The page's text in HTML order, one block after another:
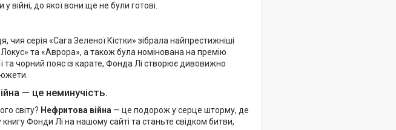
війні, до якої вони ще не були готові.
серія «Сага Зеленої Кістки» зібрала найпрестижніші
та «Аврора», а також була номінована на премію
та чорний пояс із карате, Фонда Лі створює дивовижно
— це неминучість.
світу? Нефритова війна — це подорож у серце шторму, де
Фонди Лі на нашому сайті та станьте свідком битви,